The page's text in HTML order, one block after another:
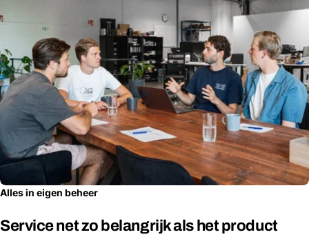
Alles in eigen beheer
Service net zo belangrijk als het product